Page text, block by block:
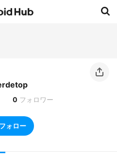
0 フォロワー
フォロー